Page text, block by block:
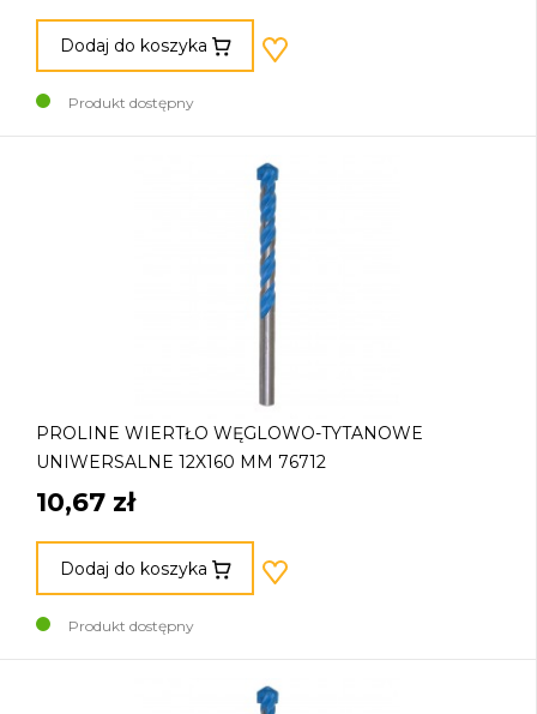
Dodaj do koszyka
Produkt dostępny
PROLINE WIERTŁO WĘGLOWO-TYTANOWE
UNIWERSALNE 12X160 MM 76712
10,67 zł
Dodaj do koszyka
Produkt dostępny